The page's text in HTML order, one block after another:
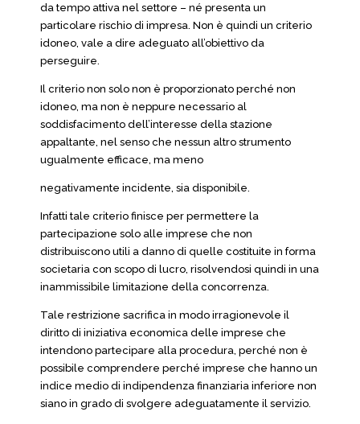
da tempo attiva nel settore – né presenta un
particolare rischio di impresa. Non è quindi un criterio
idoneo, vale a dire adeguato all’obiettivo da
perseguire.
Il criterio non solo non è proporzionato perché non
idoneo, ma non è neppure necessario al
soddisfacimento dell’interesse della stazione
appaltante, nel senso che nessun altro strumento
ugualmente efficace, ma meno
negativamente incidente, sia disponibile.
Infatti tale criterio finisce per permettere la
partecipazione solo alle imprese che non
distribuiscono utili a danno di quelle costituite in forma
societaria con scopo di lucro, risolvendosi quindi in una
inammissibile limitazione della concorrenza.
Tale restrizione sacrifica in modo irragionevole il
diritto di iniziativa economica delle imprese che
intendono partecipare alla procedura, perché non è
possibile comprendere perché imprese che hanno un
indice medio di indipendenza finanziaria inferiore non
siano in grado di svolgere adeguatamente il servizio.